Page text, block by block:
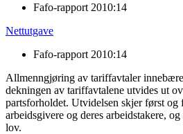
Fafo-rapport 2010:14
Nettutgave
Fafo-rapport 2010:14
Allmenngjøring av tariffavtaler
dekningen av tariffavtalene utvides ut
partsforholdet. Utvidelsen skjer først og
arbeidsgivere og deres arbeidstakere,
lov.